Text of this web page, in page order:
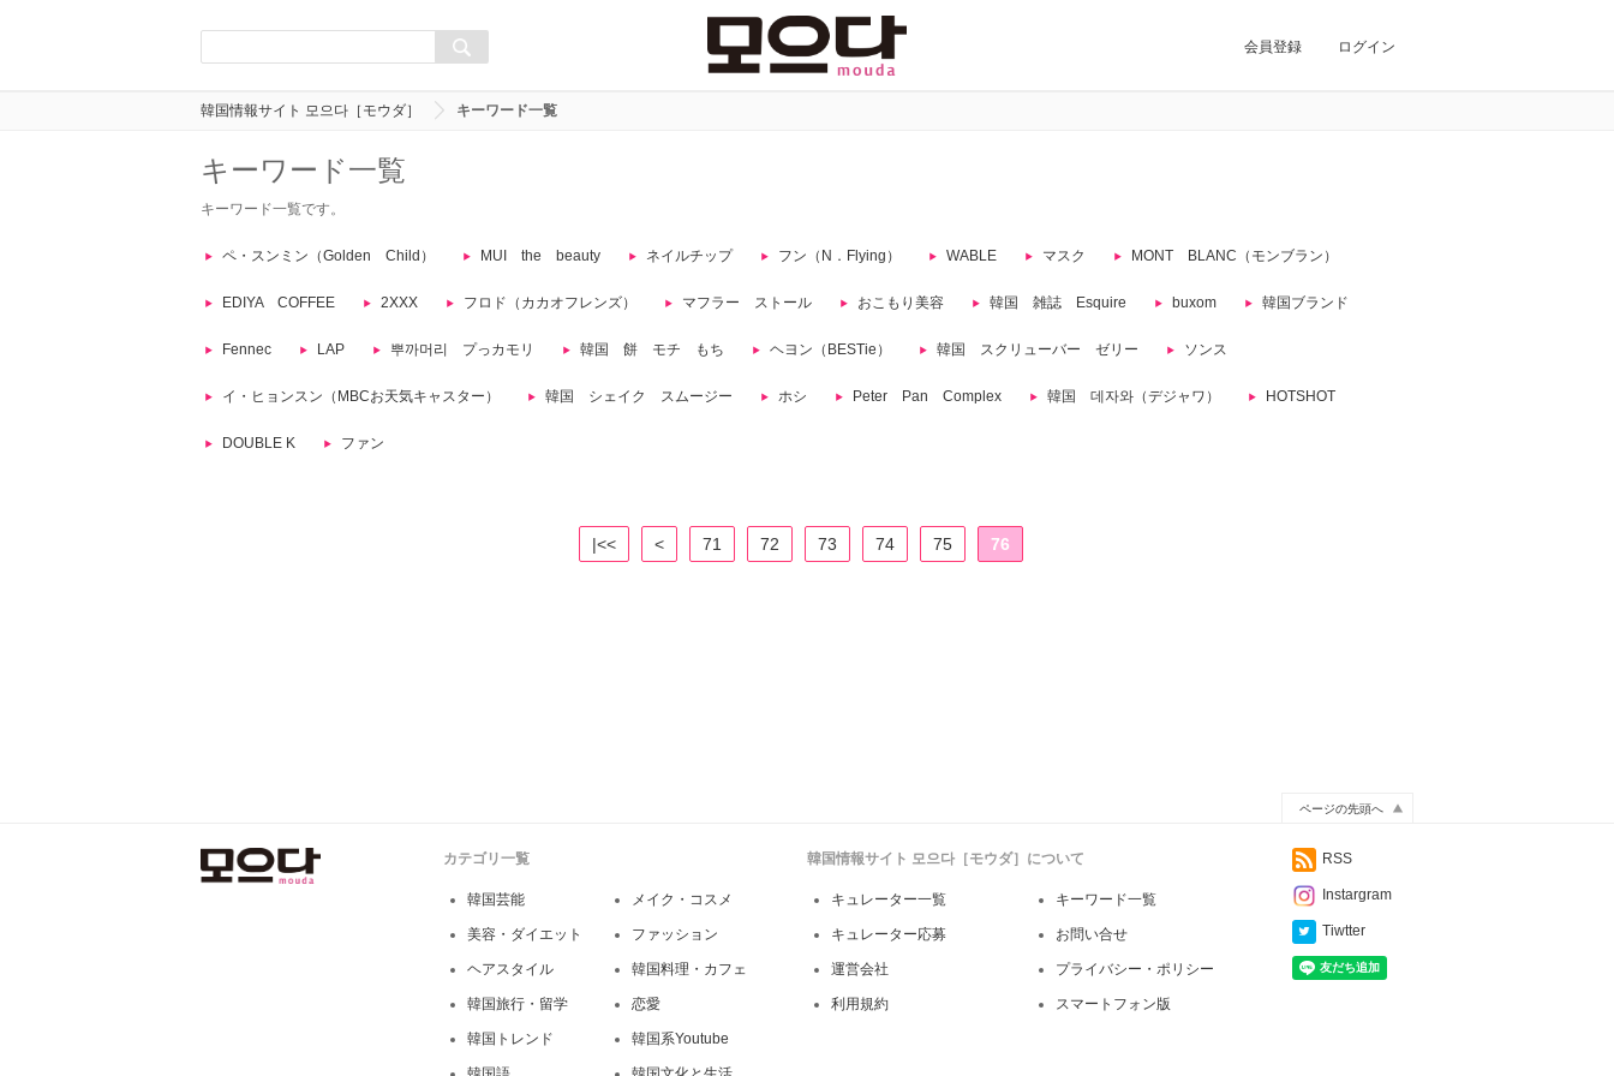
会員登録 ログイン
韓国情報サイト 모으다［モウダ］ キーワード一覧
キーワード一覧
キーワード一覧です。
ペ・スンミン（Golden Child） MUI the beauty ネイルチップ フン（N．Flying） WABLE マスク MONT BLANC（モンブラン）
EDIYA COFFEE 2XXX フロド（カカオフレンズ） マフラー ストール おこもり美容 韓国 雑誌 Esquire buxom 韓国ブランド
Fennec LAP 뿌까머리 プっカモリ 韓国 餅 モチ もち ヘヨン（BESTie） 韓国 スクリューバー ゼリー ソンス
イ・ヒョンスン（MBCお天気キャスター） 韓国 シェイク スムージー ホシ Peter Pan Complex 韓国 데자와（デジャワ） HOTSHOT
DOUBLE K ファン
|<< < 71 72 73 74 75 76
ページの先頭へ
カテゴリ一覧
韓国芸能 メイク・コスメ
美容・ダイエット ファッション
ヘアスタイル 韓国料理・カフェ
韓国旅行・留学 恋愛
韓国トレンド 韓国系Youtube
韓国情報サイト 모으다［モウダ］について
キュレーター一覧 キーワード一覧
キュレーター応募 お問い合せ
運営会社 プライバシー・ポリシー
利用規約 スマートフォン版
RSS
Instargram
Tiwtter